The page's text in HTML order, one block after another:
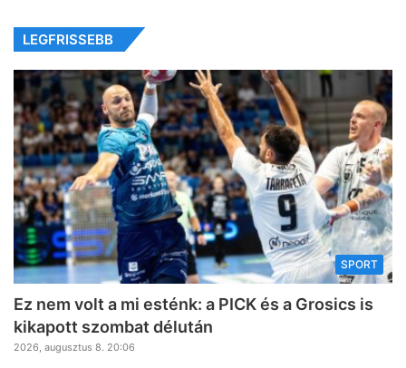
LEGFRISSEBB
SPORT
Ez nem volt a mi esténk: a PICK és a Grosics is
kikapott szombat délután
2026, augusztus 8. 20:06